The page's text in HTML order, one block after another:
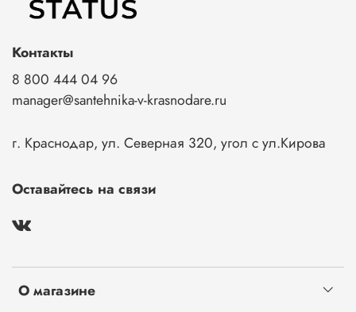
О магазине
Контакты
8 800 444 04 96
manager@santehnika-v-krasnodare.ru
г. Краснодар, ул. Северная 320, угол с ул.Кирова
Оставайтесь на связи